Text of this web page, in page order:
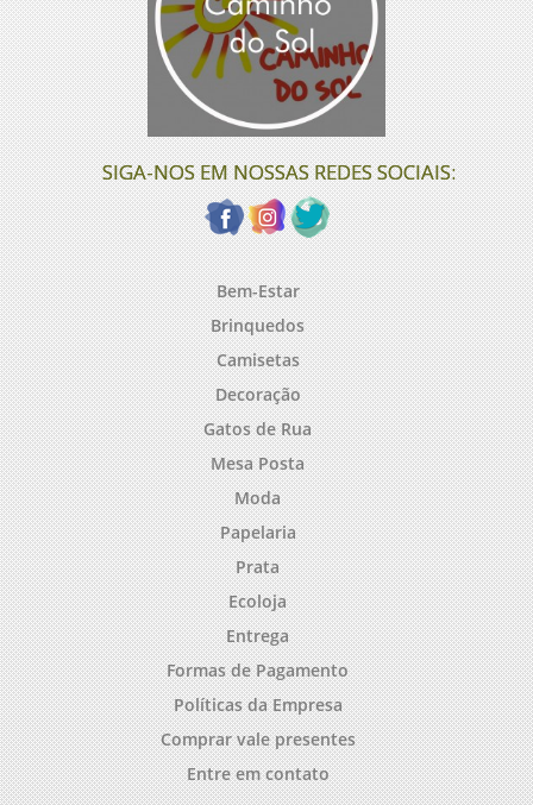
SIGA-NOS EM NOSSAS REDES SOCIAIS:
Bem-Estar
Brinquedos
Camisetas
Decoração
Gatos de Rua
Mesa Posta
Moda
Papelaria
Prata
Ecoloja
Entrega
Formas de Pagamento
Políticas da Empresa
Comprar vale presentes
Entre em contato